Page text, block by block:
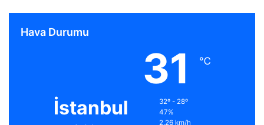
Hava Durumu
İstanbul
31 ℃
32º - 28º
47%
2.26 km/h